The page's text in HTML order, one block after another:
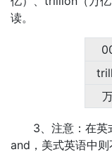
读。
3、注意：在英
and，美式英语中则